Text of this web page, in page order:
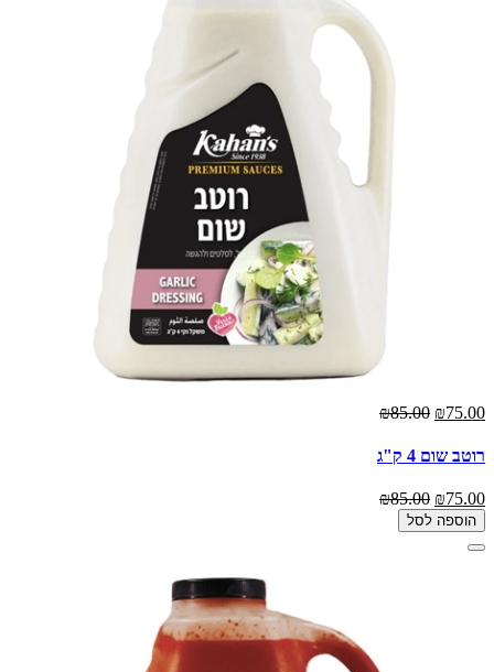
₪75.00
₪85.00
רוטב שום 4 ק"ג
₪75.00
₪85.00
הוספה לסל